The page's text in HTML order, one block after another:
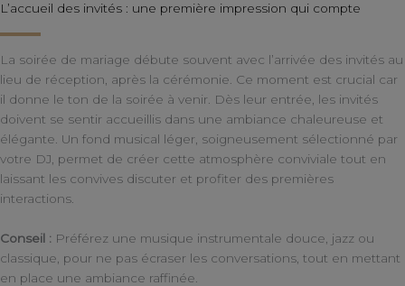
L’accueil des invités : une première impression qui compte
La soirée de mariage débute souvent avec l’arrivée des invités au
lieu de réception, après la cérémonie. Ce moment est crucial car
il donne le ton de la soirée à venir. Dès leur entrée, les invités
doivent se sentir accueillis dans une ambiance chaleureuse et
élégante. Un fond musical léger, soigneusement sélectionné par
votre DJ, permet de créer cette atmosphère conviviale tout en
laissant les convives discuter et profiter des premières
interactions.
Conseil : Préférez une musique instrumentale douce, jazz ou
classique, pour ne pas écraser les conversations, tout en mettant
en place une ambiance raffinée.